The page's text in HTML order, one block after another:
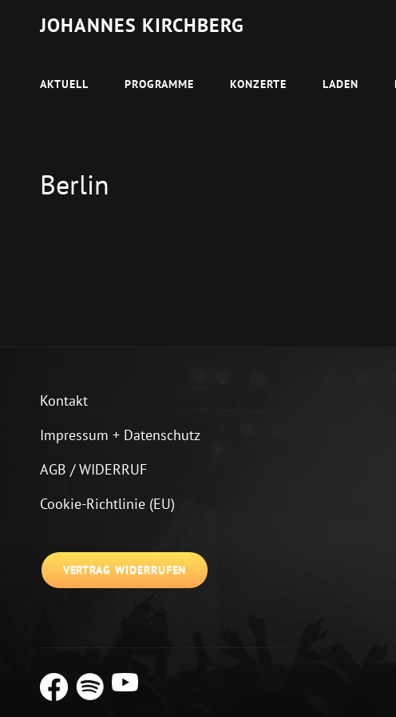
JOHANNES KIRCHBERG
AKTUELL PROGRAMME KONZERTE LADEN
Berlin
Kontakt
Impressum + Datenschutz
AGB / WIDERRUF
Cookie-Richtlinie (EU)
VERTRAG WIDERRUFEN